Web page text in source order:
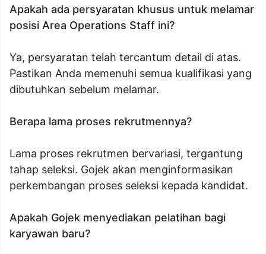
Apakah ada persyaratan khusus untuk melamar
posisi Area Operations Staff ini?
Ya, persyaratan telah tercantum detail di atas.
Pastikan Anda memenuhi semua kualifikasi yang
dibutuhkan sebelum melamar.
Berapa lama proses rekrutmennya?
Lama proses rekrutmen bervariasi, tergantung
tahap seleksi. Gojek akan menginformasikan
perkembangan proses seleksi kepada kandidat.
Apakah Gojek menyediakan pelatihan bagi
karyawan baru?